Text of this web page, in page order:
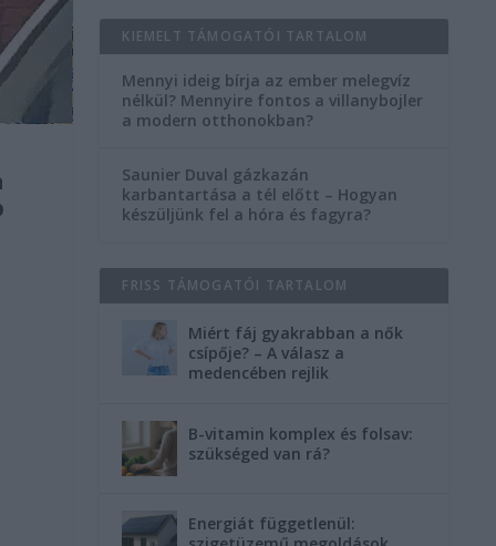
KIEMELT TÁMOGATÓI TARTALOM
Mennyi ideig bírja az ember melegvíz
nélkül? Mennyire fontos a villanybojler
a modern otthonokban?
Saunier Duval gázkazán
karbantartása a tél előtt – Hogyan
készüljünk fel a hóra és fagyra?
FRISS TÁMOGATÓI TARTALOM
Miért fáj gyakrabban a nők
csípője? – A válasz a
medencében rejlik
B-vitamin komplex és folsav:
szükséged van rá?
Energiát függetlenül: